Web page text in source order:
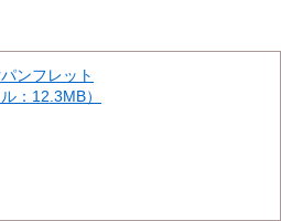
ンフレット
：12.3MB）